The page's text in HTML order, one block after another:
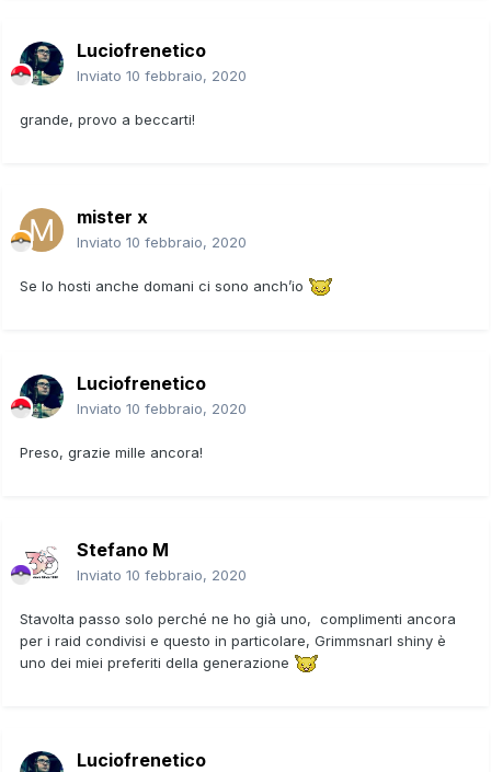
Luciofrenetico
Inviato 10 febbraio, 2020
grande, provo a beccarti!
mister x
Inviato 10 febbraio, 2020
Se lo hosti anche domani ci sono anch’io
Luciofrenetico
Inviato 10 febbraio, 2020
Preso, grazie mille ancora!
Stefano M
Inviato 10 febbraio, 2020
Stavolta passo solo perché ne ho già uno, complimenti ancora
per i raid condivisi e questo in particolare, Grimmsnarl shiny è
uno dei miei preferiti della generazione
Luciofrenetico